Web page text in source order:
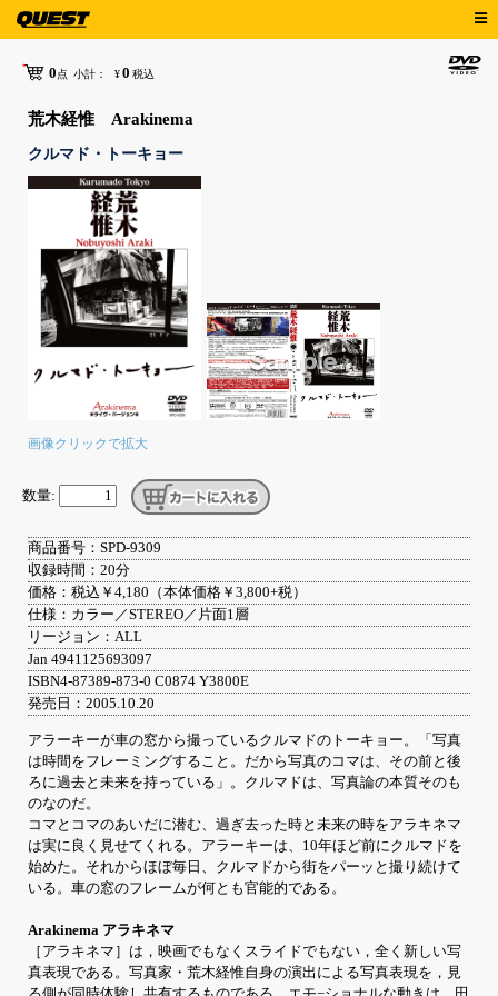
0点 小計： ¥0 税込
荒木経惟 Arakinema
クルマド・トーキョー
画像クリックで拡大
数量:
商品番号：SPD-9309
収録時間：20分
価格：税込￥4,180（本体価格￥3,800+税）
仕様：カラー／STEREO／片面1層
リージョン：ALL
Jan 4941125693097
ISBN4-87389-873-0 C0874 Y3800E
発売日：2005.10.20
アラーキーが車の窓から撮っているクルマドのトーキョー。「写真
は時間をフレーミングすること。だから写真のコマは、その前と後
ろに過去と未来を持っている」。クルマドは、写真論の本質そのも
のなのだ。
コマとコマのあいだに潜む、過ぎ去った時と未来の時をアラキネマ
は実に良く見せてくれる。アラーキーは、10年ほど前にクルマドを
始めた。それからほぼ毎日、クルマドから街をパーッと撮り続けて
いる。車の窓のフレームが何とも官能的である。
Arakinema アラキネマ
［アラキネマ］は，映画でもなくスライドでもない，全く新しい写
真表現である。写真家・荒木経惟自身の演出による写真表現を，見